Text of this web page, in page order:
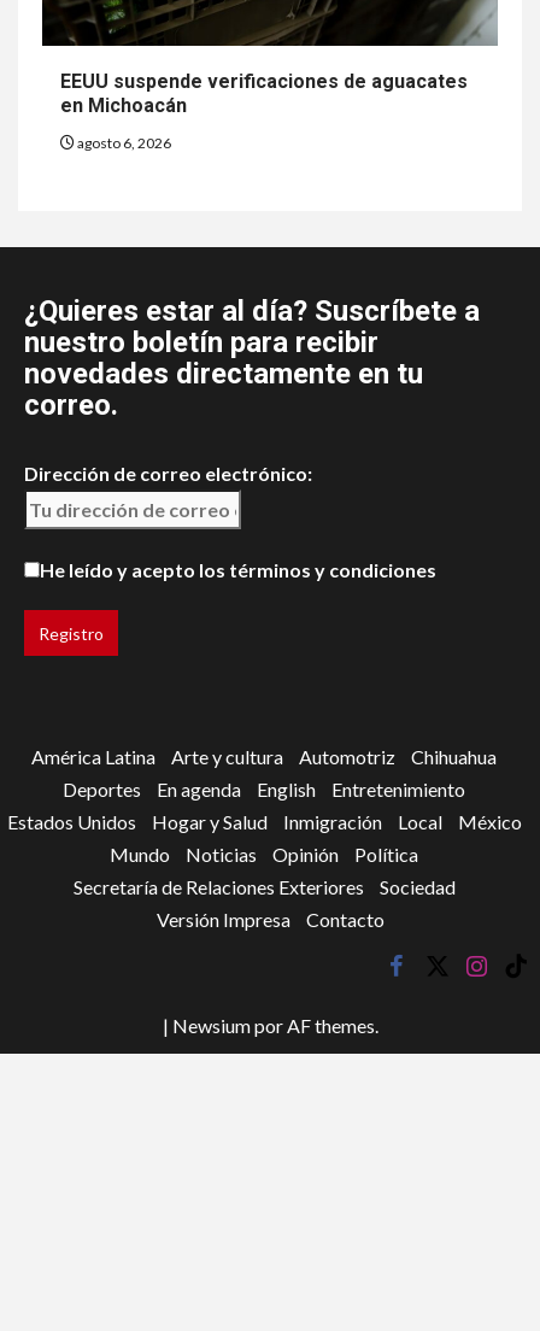
EEUU suspende verificaciones de aguacates
en Michoacán
agosto 6, 2026
¿Quieres estar al día? Suscríbete a
nuestro boletín para recibir
novedades directamente en tu
correo.
Dirección de correo electrónico:
He leído y acepto los términos y condiciones
América Latina Arte y cultura Automotriz
Chihuahua
Deportes
En agenda English
Entretenimiento
Estados Unidos
Hogar y Salud Inmigración Local
México
Mundo
Noticias Opinión
Política
Secretaría de Relaciones Exteriores
Sociedad
Versión Impresa
Contacto
facebook
twitter
tik
| Newsiumpor AF themes.